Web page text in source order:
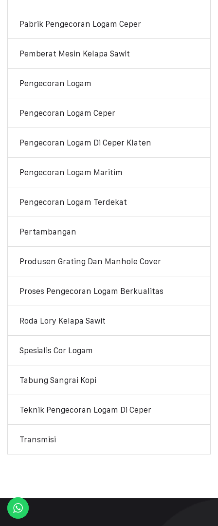
Pabrik Pengecoran Logam Ceper
Pemberat Mesin Kelapa Sawit
Pengecoran Logam
Pengecoran Logam Ceper
Pengecoran Logam Di Ceper Klaten
Pengecoran Logam Maritim
Pengecoran Logam Terdekat
Pertambangan
Produsen Grating Dan Manhole Cover
Proses Pengecoran Logam Berkualitas
Roda Lory Kelapa Sawit
Spesialis Cor Logam
Tabung Sangrai Kopi
Teknik Pengecoran Logam Di Ceper
Transmisi